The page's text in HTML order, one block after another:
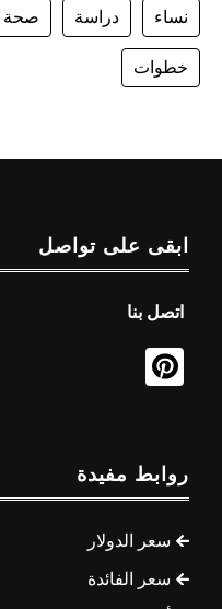
نساء دراسة صحة
خطوات
ابقى على تواصل
اتصل بنا
روابط مفيدة
سعر الدولار
سعر الفائدة